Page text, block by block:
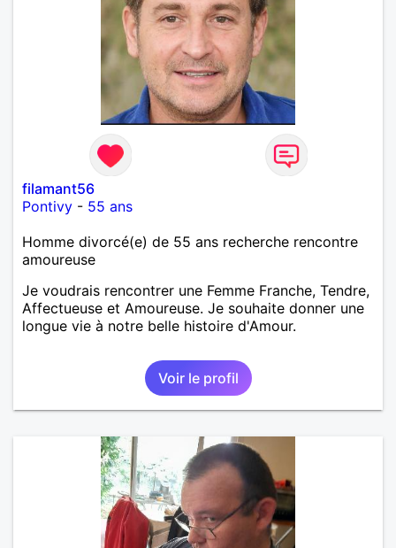
filamant56
Pontivy - 55 ans
Homme divorcé(e) de 55 ans recherche rencontre
amoureuse
Je voudrais rencontrer une Femme Franche, Tendre,
Affectueuse et Amoureuse. Je souhaite donner une
longue vie à notre belle histoire d'Amour.
Voir le profil